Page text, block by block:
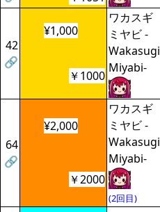
42
🔗
¥1,000
ワカスギ
ミヤビ -
Wakasugi
Miyabi-
￥1000
64
🔗
¥2,000
ワカスギ
ミヤビ -
Wakasugi
Miyabi-
(2回目)
￥2000